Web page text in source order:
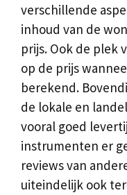
verschillende
inhoud van de
prijs. Ook de plek
op de prijs
berekend.
de lokale en
vooral goed
instrumenten er
reviews van
uiteindelijk ook